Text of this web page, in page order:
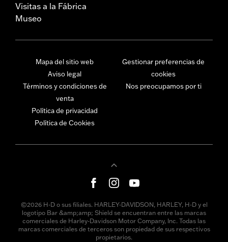
Visitas a la Fábrica
Museo
Mapa del sitio web
Aviso legal
Términos y condiciones de
venta
Política de privacidad
Política de Cookies
Gestionar preferencias de
cookies
Nos preocupamos por ti
©2026 H-D o sus filiales. HARLEY-DAVIDSON, HARLEY, H-D y el
logotipo Bar &amp;amp; Shield se encuentran entre las marcas
comerciales de Harley-Davidson Motor Company, Inc. Todas las
marcas comerciales de terceros son propiedad de sus respectivos
propietarios.